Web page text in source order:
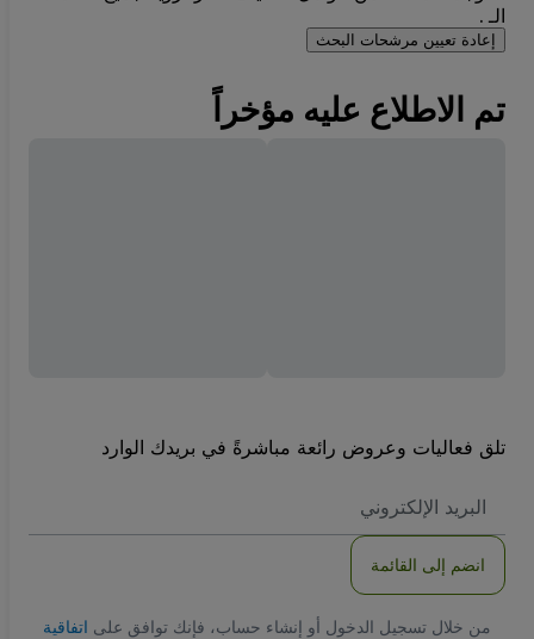
الـ .
إعادة تعيين مرشحات البحث
تم الاطلاع عليه مؤخراً
تلق فعاليات وعروض رائعة مباشرةً في بريدك الوارد
الاكتروني
انضم إلى القائمة
من خلال تسجيل الدخول أو إنشاء حساب، فإنك توافق على اتفاقية